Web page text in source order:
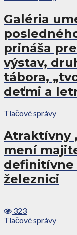
Galéria
prináša
výstav,
tábora,
deťmi a
Tlačové správy
Atraktívny
mení
definitívne
železnici
323
Tlačové správy